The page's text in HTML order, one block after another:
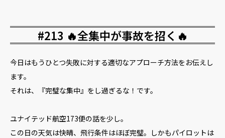
#213 🔥全集中が事故を招く🔥
今日はもうひとつ失敗に対する適切なアプローチ方法をお伝えし
ます。
それは、『完璧な集中』をし過ぎるな！です。
ユナイテッド航空173便の話を少し。
この日の天気は快晴、飛行条件はほぼ完璧。しかもパイロットは